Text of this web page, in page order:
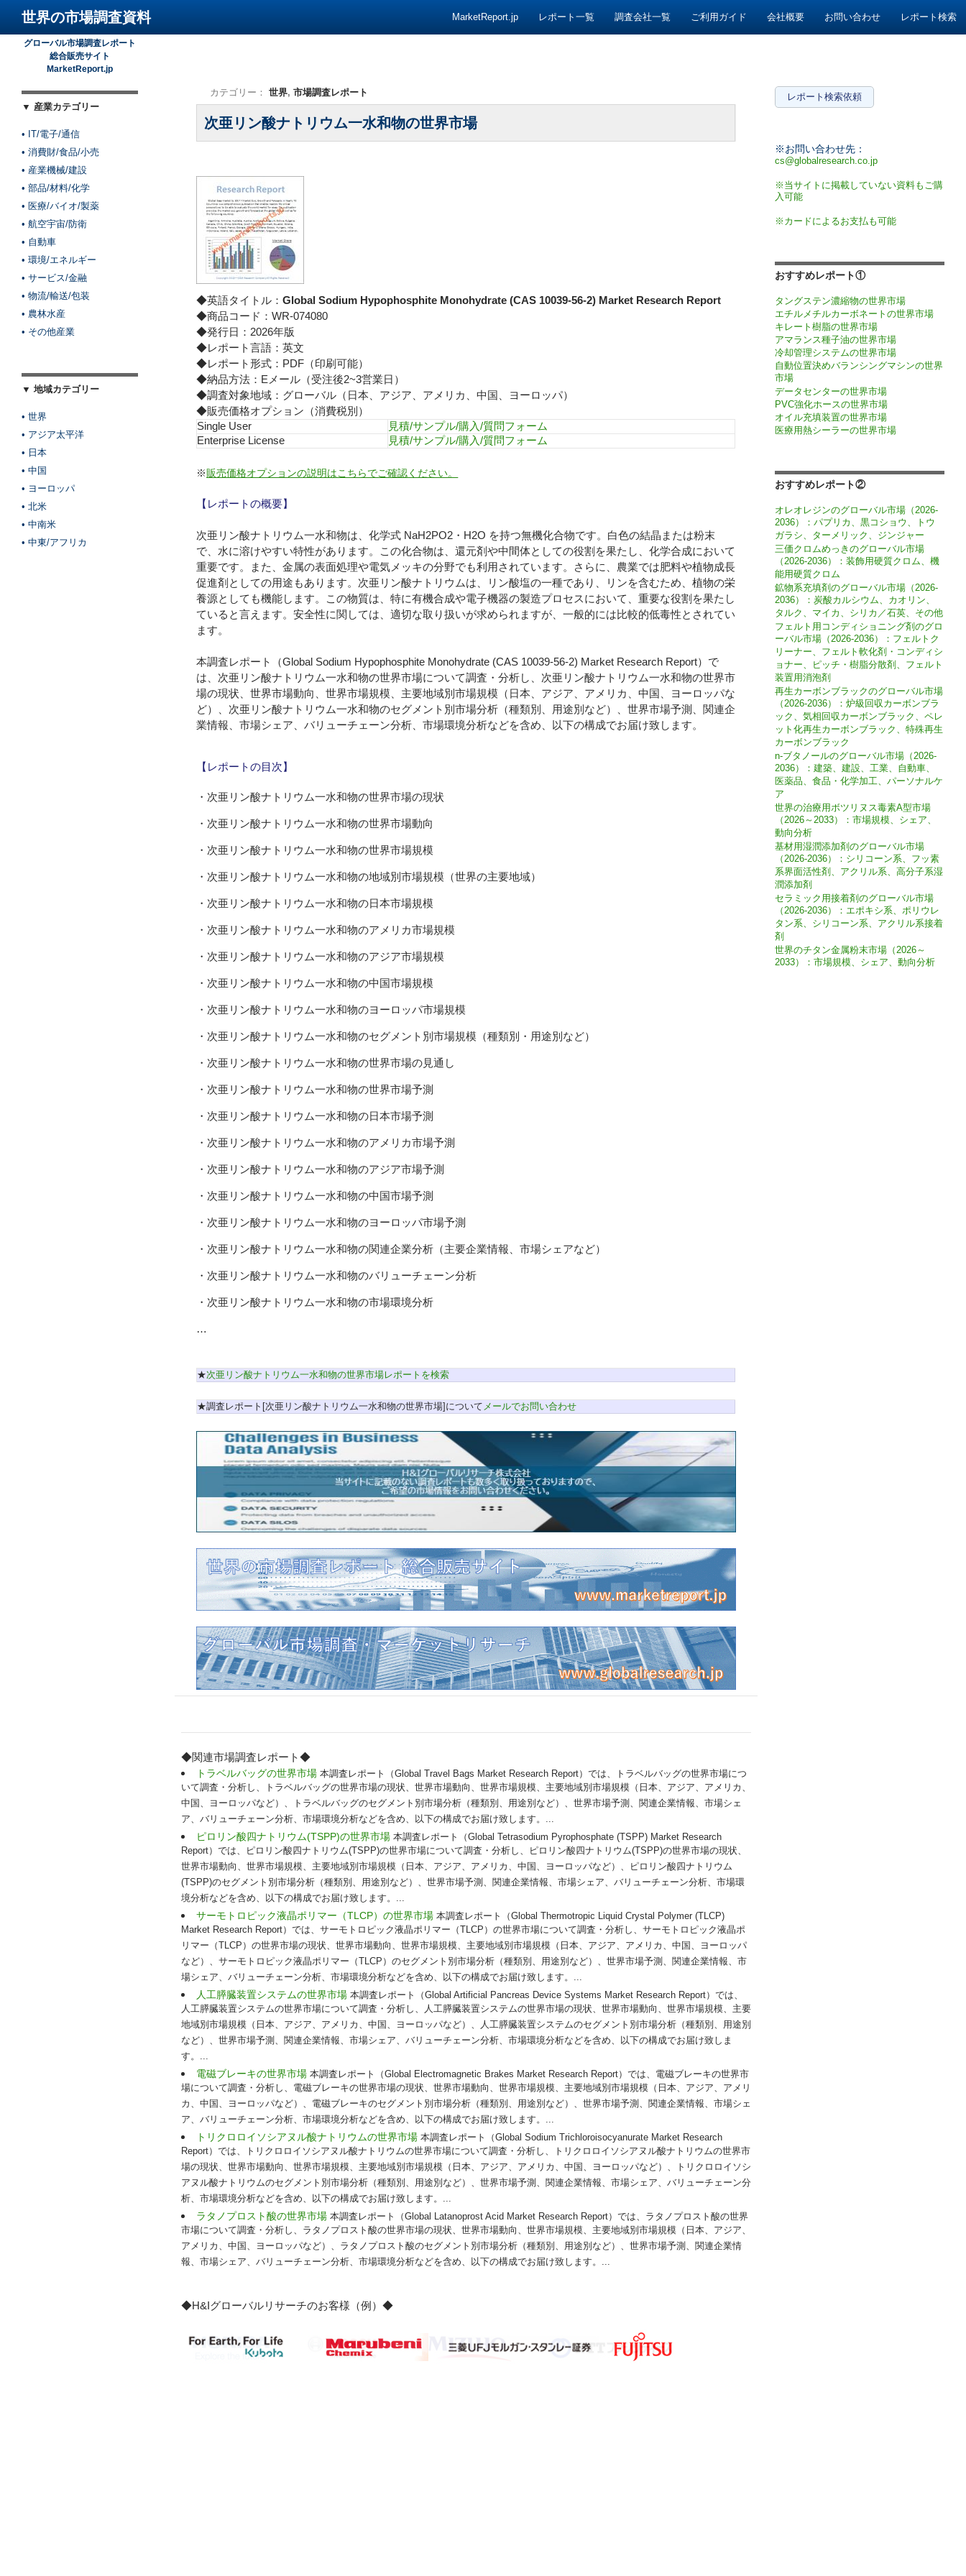
世界の市場調査資料
MarketReport.jp
レポート一覧 調査会社一覧 ご利用ガイド 会社概要 お問い合わせ レポート検索
カテゴリー：世界,市場調査レポート
次亜リン酸ナトリウム一水和物の世界市場
◆英語タイトル：Global Sodium Hypophosphite Monohydrate (CAS 10039-56-2) Market Research Report
◆商品コード：WR-074080
◆発行日：2026年版
◆レポート言語：英文
◆レポート形式：PDF（印刷可能）
◆納品方法：Eメール（受注後2~3営業日）
◆調査対象地域：グローバル（日本、アジア、アメリカ、中国、ヨーロッパ）
◆販売価格オプション（消費税別）
Single User
見積/サンプル/購入/質問フォーム
Enterprise License
見積/サンプル/購入/質問フォーム
※販売価格オプションの説明はこちらでご確認ください。
【レポートの概要】
次亜リン酸ナトリウム一水和物は、化学式 NaH2PO2・H2O を持つ無機化合物です。白色の結晶または粉末
で、水に溶けやすい特性があります。この化合物は、還元剤や中間体としての役割を果たし、化学合成において
重要です。また、金属の表面処理や電気メッキの分野でも利用されています。さらに、農業では肥料や植物成長
促進剤としての用途もあります。次亜リン酸ナトリウムは、リン酸塩の一種であり、リンを含むため、植物の栄
養源としても機能します。この物質は、特に有機合成や電子機器の製造プロセスにおいて、重要な役割を果たし
ていると言えます。安全性に関しては、適切な取り扱いが求められますが、一般的には比較的低毒性とされてい
ます。
本調査レポート（Global Sodium Hypophosphite Monohydrate (CAS 10039-56-2) Market Research Report）で
は、次亜リン酸ナトリウム一水和物の世界市場について調査・分析し、次亜リン酸ナトリウム一水和物の世界市
場の現状、世界市場動向、世界市場規模、主要地域別市場規模（日本、アジア、アメリカ、中国、ヨーロッパな
ど）、次亜リン酸ナトリウム一水和物のセグメント別市場分析（種類別、用途別など）、世界市場予測、関連企
業情報、市場シェア、バリューチェーン分析、市場環境分析などを含め、以下の構成でお届け致します。
【レポートの目次】
・次亜リン酸ナトリウム一水和物の世界市場の現状
・次亜リン酸ナトリウム一水和物の世界市場動向
・次亜リン酸ナトリウム一水和物の世界市場規模
・次亜リン酸ナトリウム一水和物の地域別市場規模（世界の主要地域）
・次亜リン酸ナトリウム一水和物の日本市場規模
・次亜リン酸ナトリウム一水和物のアメリカ市場規模
・次亜リン酸ナトリウム一水和物のアジア市場規模
・次亜リン酸ナトリウム一水和物の中国市場規模
・次亜リン酸ナトリウム一水和物のヨーロッパ市場規模
・次亜リン酸ナトリウム一水和物のセグメント別市場規模（種類別・用途別など）
・次亜リン酸ナトリウム一水和物の世界市場の見通し
・次亜リン酸ナトリウム一水和物の世界市場予測
・次亜リン酸ナトリウム一水和物の日本市場予測
・次亜リン酸ナトリウム一水和物のアメリカ市場予測
・次亜リン酸ナトリウム一水和物のアジア市場予測
・次亜リン酸ナトリウム一水和物の中国市場予測
・次亜リン酸ナトリウム一水和物のヨーロッパ市場予測
・次亜リン酸ナトリウム一水和物の関連企業分析（主要企業情報、市場シェアなど）
・次亜リン酸ナトリウム一水和物のバリューチェーン分析
・次亜リン酸ナトリウム一水和物の市場環境分析
…
★次亜リン酸ナトリウム一水和物の世界市場レポートを検索
★調査レポート[次亜リン酸ナトリウム一水和物の世界市場]について メールでお問い合わせ
◆関連市場調査レポート◆
トラベルバッグの世界市場 本調査レポート（Global Travel Bags Market Research Report）では、トラベルバッグの世界市場につ
いて調査・分析し、トラベルバッグの世界市場の現状、世界市場動向、世界市場規模、主要地域別市場規模（日本、アジア、アメリカ、
中国、ヨーロッパなど）、トラベルバッグのセグメント別市場分析（種類別、用途別など）、世界市場予測、関連企業情報、市場シェ
ア、バリューチェーン分析、市場環境分析などを含め、以下の構成でお届け致します。...
ピロリン酸四ナトリウム(TSPP)の世界市場 本調査レポート（Global Tetrasodium Pyrophosphate (TSPP) Market Research
Report）では、ピロリン酸四ナトリウム(TSPP)の世界市場について調査・分析し、ピロリン酸四ナトリウム(TSPP)の世界市場の現状、
世界市場動向、世界市場規模、主要地域別市場規模（日本、アジア、アメリカ、中国、ヨーロッパなど）、ピロリン酸四ナトリウム
(TSPP)のセグメント別市場分析（種類別、用途別など）、世界市場予測、関連企業情報、市場シェア、バリューチェーン分析、市場環
境分析などを含め、以下の構成でお届け致します。...
サーモトロピック液晶ポリマー（TLCP）の世界市場 本調査レポート（Global Thermotropic Liquid Crystal Polymer (TLCP)
Market Research Report）では、サーモトロピック液晶ポリマー（TLCP）の世界市場について調査・分析し、サーモトロピック液晶ポ
リマー（TLCP）の世界市場の現状、世界市場動向、世界市場規模、主要地域別市場規模（日本、アジア、アメリカ、中国、ヨーロッパ
など）、サーモトロピック液晶ポリマー（TLCP）のセグメント別市場分析（種類別、用途別など）、世界市場予測、関連企業情報、市
場シェア、バリューチェーン分析、市場環境分析などを含め、以下の構成でお届け致します。...
人工膵臓装置システムの世界市場 本調査レポート（Global Artificial Pancreas Device Systems Market Research Report）では、
人工膵臓装置システムの世界市場について調査・分析し、人工膵臓装置システムの世界市場の現状、世界市場動向、世界市場規模、主要
地域別市場規模（日本、アジア、アメリカ、中国、ヨーロッパなど）、人工膵臓装置システムのセグメント別市場分析（種類別、用途別
など）、世界市場予測、関連企業情報、市場シェア、バリューチェーン分析、市場環境分析などを含め、以下の構成でお届け致しま
す。...
電磁ブレーキの世界市場 本調査レポート（Global Electromagnetic Brakes Market Research Report）では、電磁ブレーキの世界市
場について調査・分析し、電磁ブレーキの世界市場の現状、世界市場動向、世界市場規模、主要地域別市場規模（日本、アジア、アメリ
カ、中国、ヨーロッパなど）、電磁ブレーキのセグメント別市場分析（種類別、用途別など）、世界市場予測、関連企業情報、市場シェ
ア、バリューチェーン分析、市場環境分析などを含め、以下の構成でお届け致します。...
トリクロロイソシアヌル酸ナトリウムの世界市場 本調査レポート（Global Sodium Trichloroisocyanurate Market Research
Report）では、トリクロロイソシアヌル酸ナトリウムの世界市場について調査・分析し、トリクロロイソシアヌル酸ナトリウムの世界市
場の現状、世界市場動向、世界市場規模、主要地域別市場規模（日本、アジア、アメリカ、中国、ヨーロッパなど）、トリクロロイソシ
アヌル酸ナトリウムのセグメント別市場分析（種類別、用途別など）、世界市場予測、関連企業情報、市場シェア、バリューチェーン分
析、市場環境分析などを含め、以下の構成でお届け致します。...
ラタノプロスト酸の世界市場 本調査レポート（Global Latanoprost Acid Market Research Report）では、ラタノプロスト酸の世界
市場について調査・分析し、ラタノプロスト酸の世界市場の現状、世界市場動向、世界市場規模、主要地域別市場規模（日本、アジア、
アメリカ、中国、ヨーロッパなど）、ラタノプロスト酸のセグメント別市場分析（種類別、用途別など）、世界市場予測、関連企業情
報、市場シェア、バリューチェーン分析、市場環境分析などを含め、以下の構成でお届け致します。...
◆H&Iグローバルリサーチのお客様（例）◆
レポート検索依頼
※お問い合わせ先：
cs@globalresearch.co.jp
※当サイトに掲載していない資料もご購
入可能
※カードによるお支払も可能
おすすめレポート①
タングステン濃縮物の世界市場
エチルメチルカーボネートの世界市場
キレート樹脂の世界市場
アマランス種子油の世界市場
冷却管理システムの世界市場
自動位置決めバランシングマシンの世界
市場
データセンターの世界市場
PVC強化ホースの世界市場
オイル充填装置の世界市場
医療用熱シーラーの世界市場
おすすめレポート②
オレオレジンのグローバル市場（2026-
2036）：パプリカ、黒コショウ、トウ
ガラシ、ターメリック、ジンジャー
三価クロムめっきのグローバル市場
（2026-2036）：装飾用硬質クロム、機
能用硬質クロム
鉱物系充填剤のグローバル市場（2026-
2036）：炭酸カルシウム、カオリン、
タルク、マイカ、シリカ／石英、その他
フェルト用コンディショニング剤のグロ
ーバル市場（2026-2036）：フェルトク
リーナー、フェルト軟化剤・コンディシ
ョナー、ピッチ・樹脂分散剤、フェルト
装置用消泡剤
再生カーボンブラックのグローバル市場
（2026-2036）：炉級回収カーボンブラ
ック、気相回収カーボンブラック、ペレ
ット化再生カーボンブラック、特殊再生
カーボンブラック
n-ブタノールのグローバル市場（2026-
2036）：建築、建設、工業、自動車、
医薬品、食品・化学加工、パーソナルケ
ア
世界の治療用ボツリヌス毒素A型市場
（2026～2033）：市場規模、シェア、
動向分析
基材用湿潤添加剤のグローバル市場
（2026-2036）：シリコーン系、フッ素
系界面活性剤、アクリル系、高分子系湿
潤添加剤
セラミック用接着剤のグローバル市場
（2026-2036）：エポキシ系、ポリウレ
タン系、シリコーン系、アクリル系接着
剤
世界のチタン金属粉末市場（2026～
2033）：市場規模、シェア、動向分析
グローバル市場調査レポート
総合販売サイト
MarketReport.jp
▼ 産業カテゴリー
• IT/電子/通信
• 消費財/食品/小売
• 産業機械/建設
• 部品/材料/化学
• 医療/バイオ/製薬
• 航空宇宙/防衛
• 自動車
• 環境/エネルギー
• サービス/金融
• 物流/輸送/包装
• 農林水産
• その他産業
▼ 地域カテゴリー
• 世界
• アジア太平洋
• 日本
• 中国
• ヨーロッパ
• 北米
• 中南米
• 中東/アフリカ